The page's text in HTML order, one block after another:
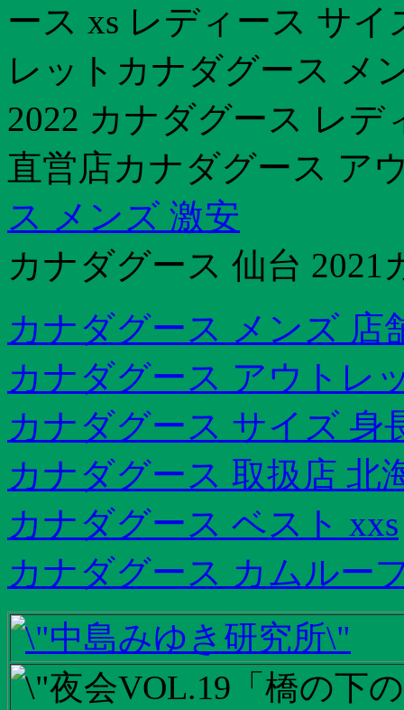
ース xs レディース サ
レットカナダグース メ
2022 カナダグース レ
直営店カナダグース ア
ス メンズ 激安
カナダグース 仙台 2021
カナダグース メンズ 店
カナダグース アウトレ
カナダグース サイズ 身
カナダグース 取扱店 北
カナダグース ベスト xxs
カナダグース カムルー